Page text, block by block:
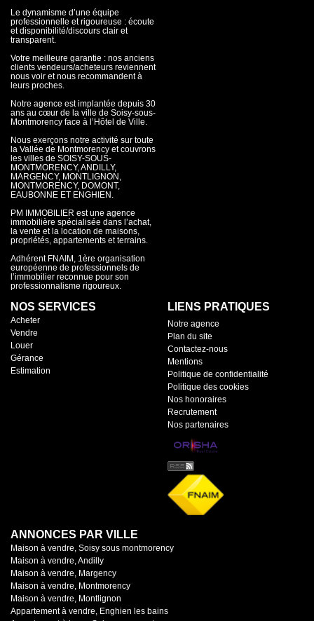
Le dynamisme d’une équipe
professionnelle et rigoureuse : écoute
et disponibilité/discours clair et
transparent.
Votre meilleure garantie : nos anciens
clients vendeurs/acheteurs reviennent
nous voir et nous recommandent à
leurs proches.
Notre agence est implantée depuis 30
ans au cœur de la ville de Soisy-sous-
Montmorency face à l’Hôtel de Ville.
Nous exerçons notre activité sur toute
la Vallée de Montmorency et couvrons
les villes de SOISY-SOUS-
MONTMORENCY, ANDILLY,
MARGENCY, MONTLIGNON,
MONTMORENCY, DOMONT,
EAUBONNE ET ENGHIEN.
PM IMMOBILIER est une agence
immobilière spécialisée dans l’achat,
la vente et la location de maisons,
propriétés, appartements et terrains.
Adhérent FNAIM, 1ère organisation
européenne de professionnels de
l’immobilier reconnue pour son
professionnalisme rigoureux.
NOS SERVICES
Acheter
Vendre
Louer
Gérance
Estimation
LIENS PRATIQUES
Notre agence
Plan du site
Contactez-nous
Mentions
Politique de confidentialité
Politique des cookies
Nos honoraires
Recrutement
Nos partenaires
ANNONCES PAR VILLE
Maison à vendre, Soisy sous montmorency
Maison à vendre, Andilly
Maison à vendre, Margency
Maison à vendre, Montmorency
Maison à vendre, Montlignon
Appartement à vendre, Enghien les bains